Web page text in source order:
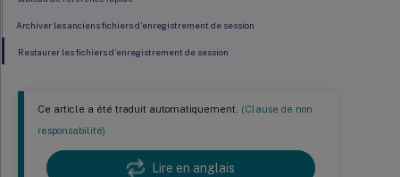
Ce article a été traduit automatiquement. (Clause de non
responsabilité)
Lire en anglais
Archiver les anciens fichiers d’enregistrement de session
Restaurer les fichiers d’enregistrement de session